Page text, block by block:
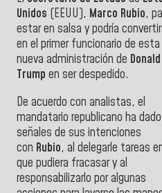
Unidos (EEUU), Marco Rubio,
estar en salsa y podría
en el primer funcionario de esta
nueva administración de Donald
Trump en ser despedido.
De acuerdo con analistas, el
mandatario republicano ha dado
señales de sus intenciones
con Rubio, al delegarle tareas
que pudiera fracasar y al
responsabilizarlo por algunas